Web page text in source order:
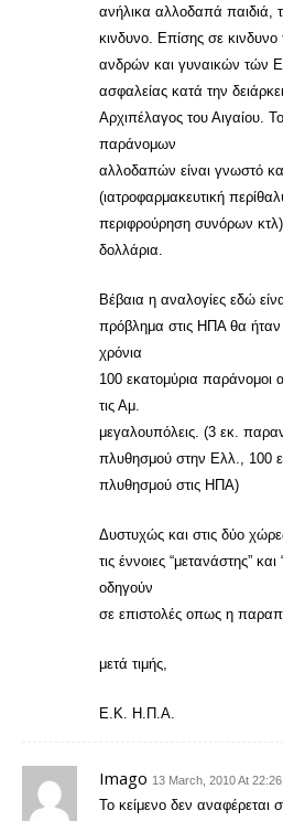
ανήλικα αλλοδαπά παιδιά,
κινδυνο. Επίσης σε κινδυνο
ανδρών και γυναικών τών
ασφαλείας κατά την
Αρχιπέλαγος του Αιγαίου.
παράνομων
αλλοδαπών είναι γνωστό
(ιατροφαρμακευτική
περιφρούρηση συνόρων
δολλάρια.
Βέβαια η αναλογίες εδώ
πρόβλημα στις ΗΠΑ θα
χρόνια
100 εκατομύρια παράνομοι
τις Αμ.
μεγαλουπόλεις. (3 εκ.
πλυθησμού στην Ελλ., 100
πλυθησμού στις ΗΠΑ)
Δυστυχώς και στις δύο
τις έννοιες “μετανάστης”
οδηγούν
σε επιστολές οπως η
μετά τιμής,
Ε.Κ. Η.Π.Α.
Imago 13 March, 2010 At 22:26
Το κείμενο δεν αναφέρεται